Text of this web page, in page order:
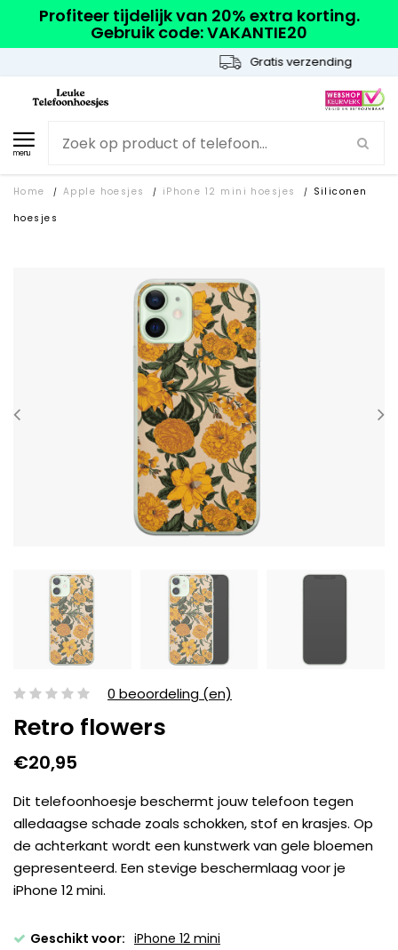
Profiteer tijdelijk van 20% extra korting.
Gebruik code: VAKANTIE20
Gratis verzending
menu
Home / Apple hoesjes / iPhone 12 mini hoesjes /
Siliconen
hoesjes
0 beoordeling (en)
Retro flowers
€20,95
Dit telefoonhoesje beschermt jouw telefoon tegen
alledaagse schade zoals schokken, stof en krasjes. Op
de achterkant wordt een kunstwerk van gele bloemen
gepresenteerd. Een stevige beschermlaag voor je
iPhone 12 mini.
Geschikt voor: iPhone 12 mini